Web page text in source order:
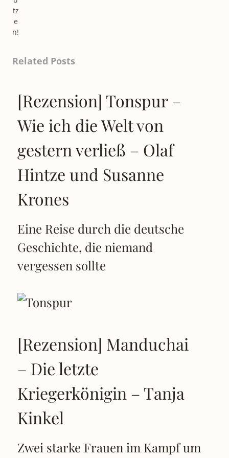
tz
e
n!
Related Posts
[Rezension] Tonspur –
Wie ich die Welt von
gestern verließ – Olaf
Hintze und Susanne
Krones
Eine Reise durch die deutsche
Geschichte, die niemand
vergessen sollte
[Rezension] Manduchai
– Die letzte
Kriegerkönigin – Tanja
Kinkel
Zwei starke Frauen im Kampf um